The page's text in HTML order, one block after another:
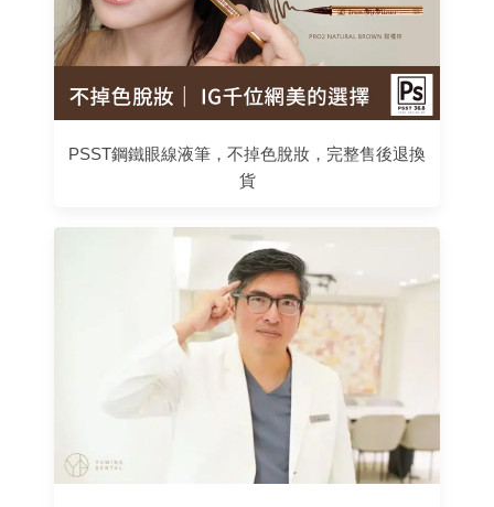
PSST鋼鐵眼線液筆，不掉色脫妝，完整售後退換
貨